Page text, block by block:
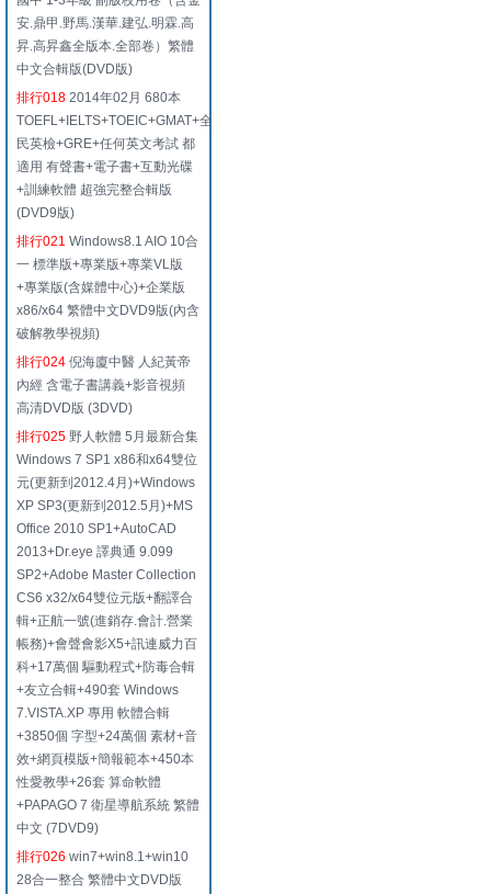
安.鼎甲.野馬.漢華.建弘.明霖.高
昇.高昇鑫全版本.全部卷）繁體
中文合輯版(DVD版)
排行018 2014年02月 680本
TOEFL+IELTS+TOEIC+GMAT+全
民英檢+GRE+任何英文考試 都
適用 有聲書+電子書+互動光碟
+訓練軟體 超強完整合輯版
(DVD9版)
排行021 Windows8.1 AIO 10合
一 標準版+專業版+專業VL版
+專業版(含媒體中心)+企業版
x86/x64 繁體中文DVD9版(內含
破解教學視頻)
排行024 倪海廈中醫 人紀黃帝
內經 含電子書講義+影音視頻
高清DVD版 (3DVD)
排行025 野人軟體 5月最新合集
Windows 7 SP1 x86和x64雙位
元(更新到2012.4月)+Windows
XP SP3(更新到2012.5月)+MS
Office 2010 SP1+AutoCAD
2013+Dr.eye 譯典通 9.099
SP2+Adobe Master Collection
CS6 x32/x64雙位元版+翻譯合
輯+正航一號(進銷存.會計.營業
帳務)+會聲會影X5+訊連威力百
科+17萬個 驅動程式+防毒合輯
+友立合輯+490套 Windows
7.VISTA.XP 專用 軟體合輯
+3850個 字型+24萬個 素材+音
效+網頁模版+簡報範本+450本
性愛教學+26套 算命軟體
+PAPAGO 7 衛星導航系統 繁體
中文 (7DVD9)
排行026 win7+win8.1+win10
28合一整合 繁體中文DVD版